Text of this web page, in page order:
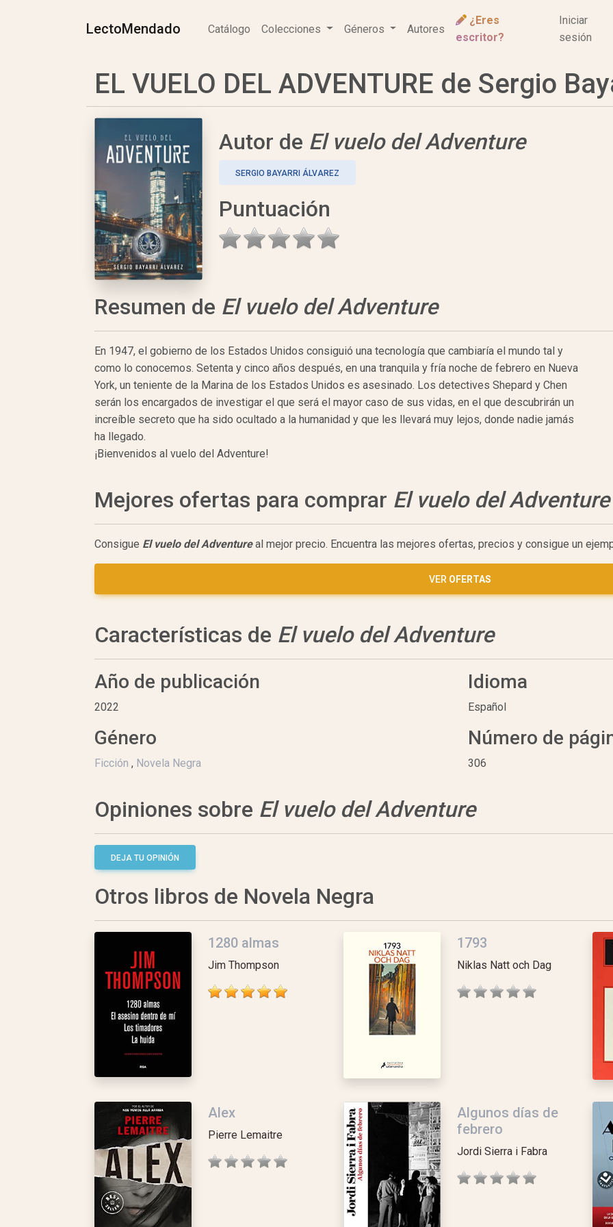
LectoMendado Catálogo Colecciones Géneros Autores
¿Eres
escritor?
Iniciar
sesión
EL VUELO DEL ADVENTURE de Sergio
Autor de El vuelo del Adventure
SERGIO BAYARRI ÁLVAREZ
Puntuación
Resumen de El vuelo del Adventure
En 1947, el gobierno de los Estados Unidos consiguió una tecnología que cambiaría el mundo tal y
como lo conocemos. Setenta y cinco años después, en una tranquila y fría noche de febrero en Nueva
York, un teniente de la Marina de los Estados Unidos es asesinado. Los detectives Shepard y Chen
serán los encargados de investigar el que será el mayor caso de sus vidas, en el que descubrirán un
increíble secreto que ha sido ocultado a la humanidad y que les llevará muy lejos, donde nadie jamás
ha llegado.
¡Bienvenidos al vuelo del Adventure!
Mejores ofertas para comprar El vuelo del Adventure
Consigue El vuelo del Adventureal mejor precio. Encuentra las mejores ofertas, precios y consigue un
VER OFERTAS
Características de El vuelo del Adventure
Año de publicación
2022
Idioma
Español
Género
Ficción , Novela Negra
Número de
306
Opiniones sobre El vuelo del Adventure
DEJA TU OPINIÓN
Otros libros de Novela Negra
1280 almas
Jim Thompson
1793
Niklas Natt och Dag
Alex
Pierre Lemaitre
Algunos días de
febrero
Jordi Sierra i Fabra